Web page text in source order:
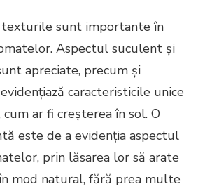
texturile sunt importante în
Aspectul suculent și
apreciate, precum și
caracteristicile unice
ar fi creșterea în sol. O
este de a evidenția aspectul
prin lăsarea lor să arate
mod natural, fără prea multe